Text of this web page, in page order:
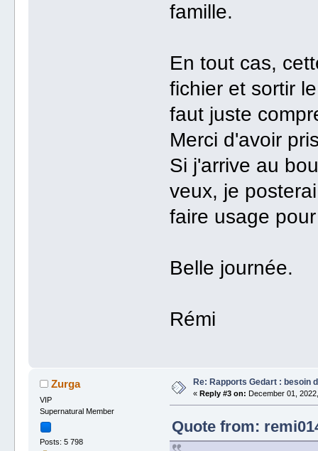
famille.
En tout cas,
fichier et sortir
faut juste
Merci d'avoir
Si j'arrive au
veux, je
faire usage
Belle journée.
Rémi
Zurga
VIP
Supernatural Member
Posts: 5 798
Re: Rapports Gedart : besoin
« Reply #3 on: December 01,
Quote from: